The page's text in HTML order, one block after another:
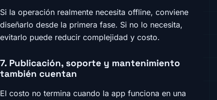
Si la operación realmente necesita offline, conviene
diseñarlo desde la primera fase. Si no lo necesita,
evitarlo puede reducir complejidad y costo.
7. Publicación, soporte y mantenimiento
también cuentan
El costo no termina cuando la app funciona en una